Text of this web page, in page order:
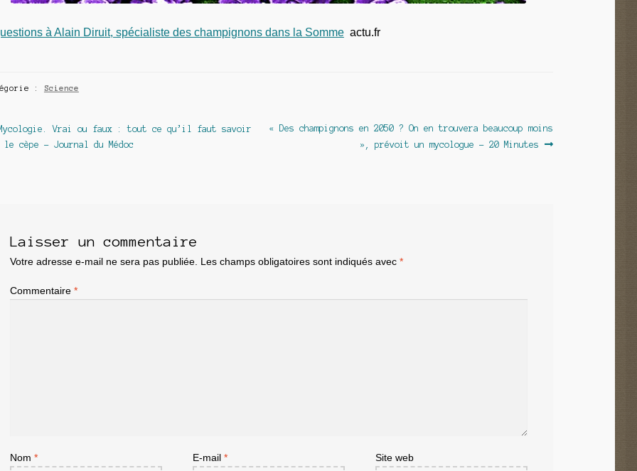
à Alain Diruit, spécialiste des champignons dans la Sommeactu.fr
: Science
:
Vrai ou faux : tout ce qu’il faut savoir
le cèpe – Journal du Médoc
Article
« Des champignons en 2050 ? On en trouvera beaucoup moins
», prévoit un mycologue – 20 Minutes
Laisser un commentaire
Votre adresse e-mail ne sera pas publiée. Les champs obligatoires sont indiqués avec *
Commentaire *
Nom * E-mail * Site web